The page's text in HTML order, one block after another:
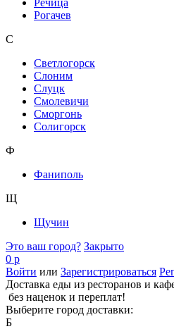
Рогачев
С
Светлогорск
Слоним
Слуцк
Смолевичи
Сморгонь
Солигорск
Ф
Фаниполь
Щ
Щучин
Это ваш город? Закрыто
0 р
Войти или Зарегистрироваться
Доставка еды из ресторанов и
без наценок и переплат!
Выберите город доставки:
Б